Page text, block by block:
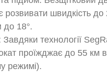
розвивати швидкість
до 18°.
Завдяки технології
проїжджає до 55 км
режимі).